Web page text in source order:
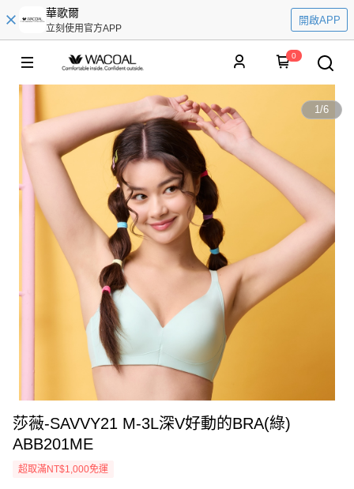
華歌爾
立刻使用官方APP
開啟APP
0
1/6
莎薇-SAVVY21 M-3L深V好動的BRA(綠)
ABB201ME
超取滿NT$1,000免運